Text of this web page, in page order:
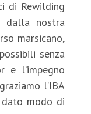
di Rewilding
dalla nostra
marsicano,
senza
e l’impegno
l’IBA
modo di